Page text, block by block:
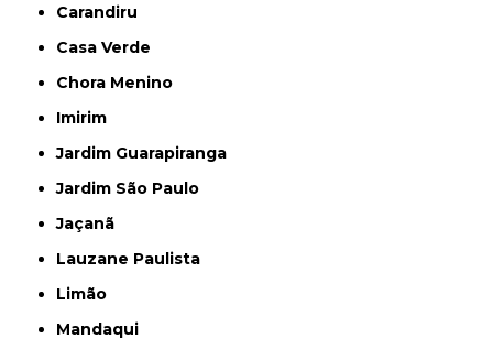
Carandiru
Casa Verde
Chora Menino
Imirim
Jardim Guarapiranga
Jardim São Paulo
Jaçanã
Lauzane Paulista
Limão
Mandaqui